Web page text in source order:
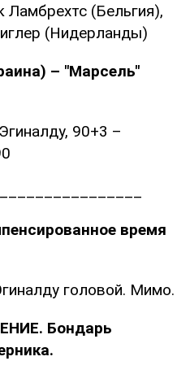
Ламбрехтс (Бельгия),
(Нидерланды)
– "Марсель"
90+3 –
время
головой. Мимо.
Бондарь